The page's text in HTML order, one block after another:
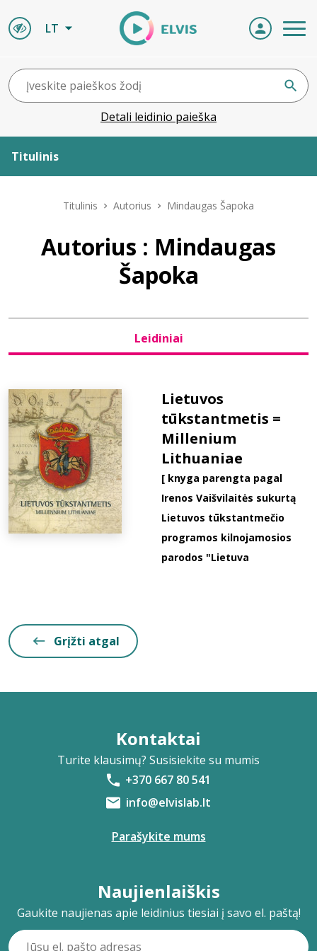
LT
Detali leidinio paieška
Titulinis
Leidiniai
Naujienos
Bibliotekoms
D.U.K.
+370 667 80 541
info@elvislab.lt
Titulinis Autorius Mindaugas Šapoka
Autorius : Mindaugas
Šapoka
Leidiniai
Lietuvos
tūkstantmetis =
Millenium
Lithuaniae
[ knyga parengta pagal
Irenos Vaišvilaitės sukurtą
Lietuvos tūkstantmečio
programos kilnojamosios
parodos "Lietuva
Grįžti atgal
Kontaktai
Turite klausimų? Susisiekite su mumis
+370 667 80 541
info@elvislab.lt
Parašykite mums
Naujienlaiškis
Gaukite naujienas apie leidinius tiesiai į savo el. paštą!